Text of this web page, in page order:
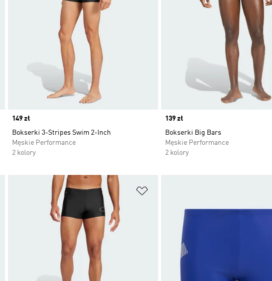
Price
149 zł
Bokserki 3-Stripes Swim 2-Inch
Męskie Performance
2 kolory
Price
139 zł
Bokserki Big Bars
Męskie Performance
2 kolory
Dodaj do listy życzeń